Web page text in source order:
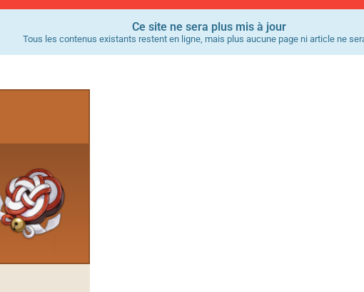
Ce site ne sera plus mis à jour
Tous les contenus existants restent en ligne, mais plus aucune page ni article ne